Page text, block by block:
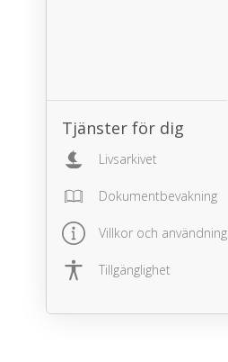
Tjänster för dig
Livsarkivet
Dokumentbevakning
Villkor och användning
Tillgänglighet